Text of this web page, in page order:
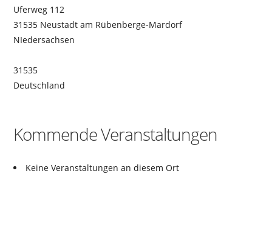
Uferweg 112
31535 Neustadt am Rübenberge-Mardorf
NIedersachsen
31535
Deutschland
Kommende Veranstaltungen
Keine Veranstaltungen an diesem Ort